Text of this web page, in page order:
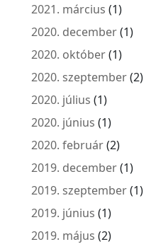
2021. március (1)
2020. december(1)
2020. október(1)
2020. szeptember(2)
2020. július (1)
2020. június (1)
2020. február(2)
2019. december(1)
2019. szeptember(1)
2019. június (1)
2019. május (2)